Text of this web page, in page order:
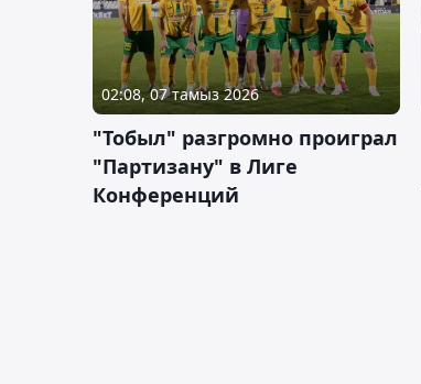
02:08, 07 тамыз 2026
"Тобыл" разгромно проиграл
"Партизану" в Лиге
Конференций